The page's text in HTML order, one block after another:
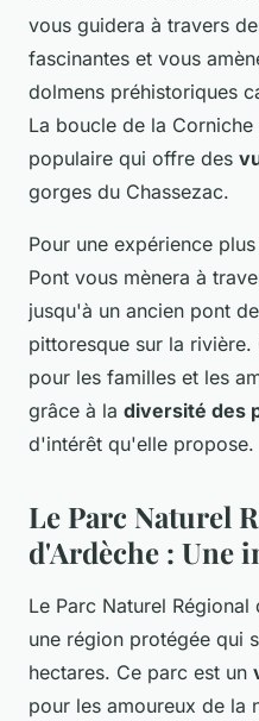
vous guidera à travers
fascinantes et vous
dolmens préhistoriques
La boucle de la
populaire qui offre des
gorges du Chassezac.
Pour une expérience plus
Pont vous mènera à
jusqu'à un ancien pont
pittoresque sur la
pour les familles et les
grâce à la diversité des
d'intérêt qu'elle propose.
Le Parc Naturel
d'Ardèche : Une
Le Parc Naturel
une région protégée qui
hectares. Ce parc est un
pour les amoureux de la